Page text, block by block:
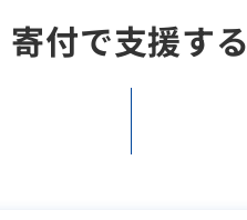
寄付で支援する